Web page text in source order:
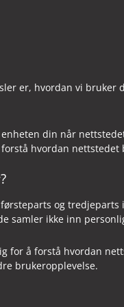
er, hvordan vi
din når
hvordan nettstedet
og
samler ikke inn
for å forstå hvordan
brukeropplevelse.